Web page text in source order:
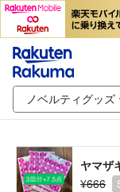
ヤマ
¥666